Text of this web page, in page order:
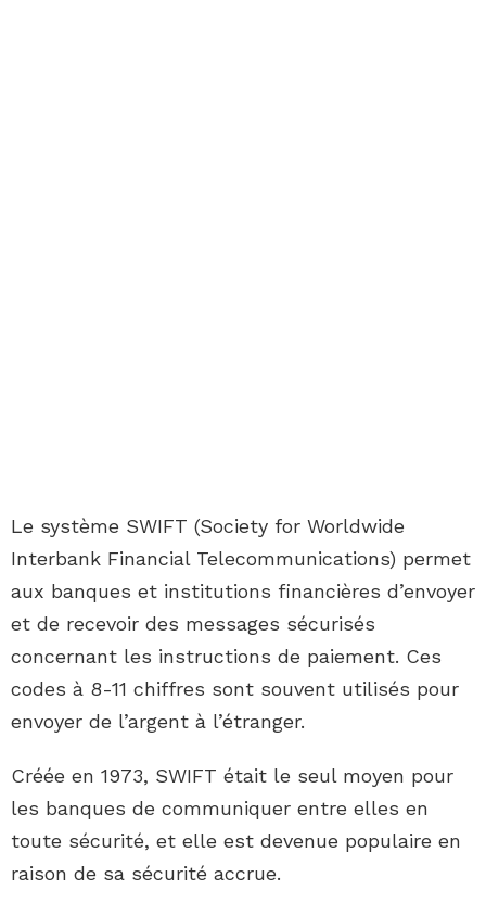
Le système SWIFT (Society for Worldwide
Interbank Financial Telecommunications) permet
aux banques et institutions financières d’envoyer
et de recevoir des messages sécurisés
concernant les instructions de paiement. Ces
codes à 8-11 chiffres sont souvent utilisés pour
envoyer de l’argent à l’étranger.
Créée en 1973, SWIFT était le seul moyen pour
les banques de communiquer entre elles en
toute sécurité, et elle est devenue populaire en
raison de sa sécurité accrue.